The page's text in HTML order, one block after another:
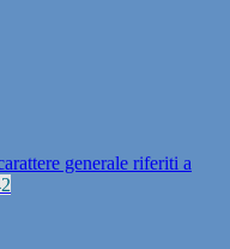
generale riferiti a